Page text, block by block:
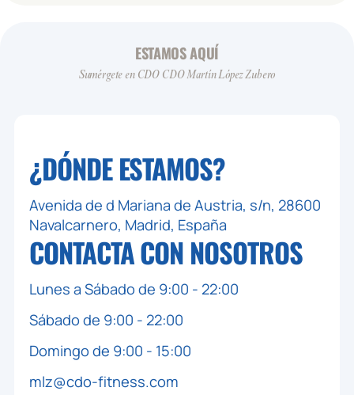
ESTAMOS AQUÍ
Sumérgete en CDO CDO Martín López Zubero
¿DÓNDE ESTAMOS?
Avenida de d Mariana de Austria, s/n, 28600
Navalcarnero, Madrid, España
CONTACTA CONNOSOTROS
Lunes a Sábado de 9:00 - 22:00
Sábado de 9:00 - 22:00
Domingo de 9:00 - 15:00
mlz@cdo-fitness.com